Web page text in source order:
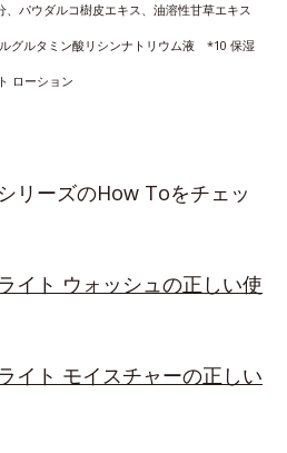
パウダルコ樹皮エキス、油溶性甘草エキス
グルタミン酸リシンナトリウム液 *10 保湿
ローション
リーズのHow Toをチェッ
イト ウォッシュの正しい使
イト モイスチャーの正しい